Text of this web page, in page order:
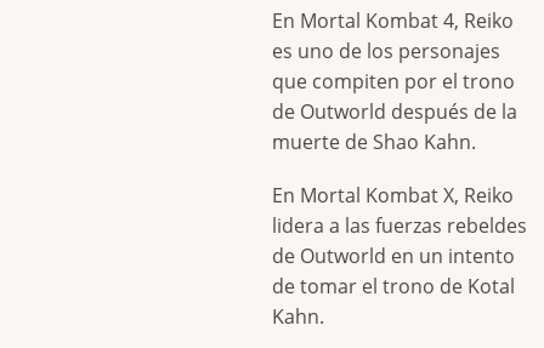
En Mortal Kombat 4, Reiko
es uno de los personajes
que compiten por el trono
de Outworld después de la
muerte de Shao Kahn.
En Mortal Kombat X, Reiko
lidera a las fuerzas rebeldes
de Outworld en un intento
de tomar el trono de Kotal
Kahn.